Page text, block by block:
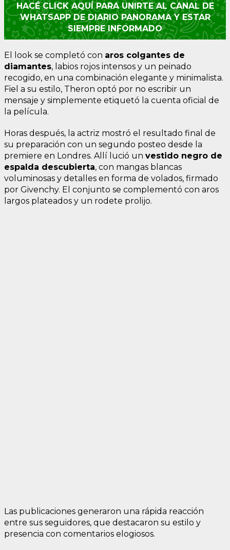
HACÉ CLICK AQUÍ PARA UNIRTE AL CANAL DE
WHATSAPP DE DIARIO PANORAMA Y ESTAR
SIEMPRE INFORMADO
El look se completó con aros colgantes de
diamantes, labios rojos intensos y un peinado
recogido, en una combinación elegante y minimalista.
Fiel a su estilo, Theron optó por no escribir un
mensaje y simplemente etiquetó la cuenta oficial de
la película.
Horas después, la actriz mostró el resultado final de
su preparación con un segundo posteo desde la
premiere en Londres. Allí lució un vestido negro de
espalda descubierta, con mangas blancas
voluminosas y detalles en forma de volados, firmado
por Givenchy. El conjunto se complementó con aros
largos plateados y un rodete prolijo.
Las publicaciones generaron una rápida reacción
entre sus seguidores, que destacaron su estilo y
presencia con comentarios elogiosos.